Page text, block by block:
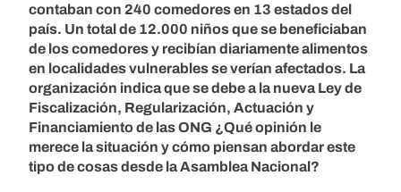
contaban con 240 comedores en 13 estados del
país. Un total de 12.000 niños que se beneficiaban
de los comedores y recibían diariamente alimentos
en localidades vulnerables se verían afectados. La
organización indica que se debe a la nueva Ley de
Fiscalización, Regularización, Actuación y
Financiamiento de las ONG ¿Qué opinión le
merece la situación y cómo piensan abordar este
tipo de cosas desde la Asamblea Nacional?